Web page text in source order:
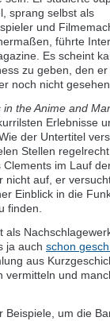
sprang selbst als
und
führte
Es scheint
zu geben, den er
noch nicht
in the Anime and
Erlebnisse
der Untertitel
Stellen
im Lauf
nicht auf, er
Einblick in die
finden.
als
ja auch schon
aus
vermitteln und
Beispiele, um die